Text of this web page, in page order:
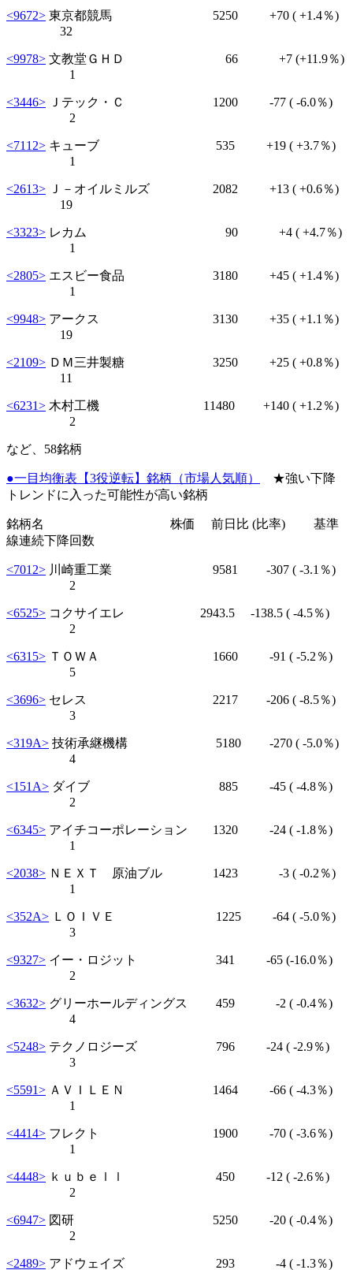
<9672> 東京都競馬 5250 +70 ( +1.4％)
32
<9978> 文教堂ＧＨＤ 66 +7 (+11.9％)
1
<3446> Ｊテック・Ｃ 1200 -77 ( -6.0％)
2
<7112> キューブ 535 +19 ( +3.7％)
1
<2613> Ｊ－オイルミルズ 2082 +13 ( +0.6％)
19
<3323> レカム 90 +4 ( +4.7％)
1
<2805> エスビー食品 3180 +45 ( +1.4％)
1
<9948> アークス 3130 +35 ( +1.1％)
19
<2109> ＤＭ三井製糖 3250 +25 ( +0.8％)
11
<6231> 木村工機 11480 +140 ( +1.2％)
2
など、58銘柄
●一目均衡表【3役逆転】銘柄（市場人気順）
★強い下降
トレンドに入った可能性が高い銘柄
銘柄名 株価 前日比 (比率) 基準
線連続下降回数
<7012> 川崎重工業 9581 -307 ( -3.1％)
2
<6525> コクサイエレ 2943.5 -138.5 ( -4.5％)
2
<6315> ＴＯＷＡ 1660 -91 ( -5.2％)
5
<3696> セレス 2217 -206 ( -8.5％)
3
<319A> 技術承継機構 5180 -270 ( -5.0％)
4
<151A> ダイブ 885 -45 ( -4.8％)
2
<6345> アイチコーポレーション 1320 -24 ( -1.8％)
1
<2038> ＮＥＸＴ 原油ブル 1423 -3 ( -0.2％)
1
<352A> ＬＯＩＶＥ 1225 -64 ( -5.0％)
3
<9327> イー・ロジット 341 -65 (-16.0％)
2
<3632> グリーホールディングス 459 -2 ( -0.4％)
4
<5248> テクノロジーズ 796 -24 ( -2.9％)
3
<5591> ＡＶＩＬＥＮ 1464 -66 ( -4.3％)
1
<4414> フレクト 1900 -70 ( -3.6％)
1
<4448> ｋｕｂｅｌｌ 450 -12 ( -2.6％)
2
<6947> 図研 5250 -20 ( -0.4％)
2
<2489> アドウェイズ 293 -4 ( -1.3％)